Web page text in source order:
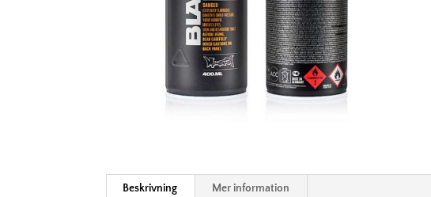
Beskrivning Mer information